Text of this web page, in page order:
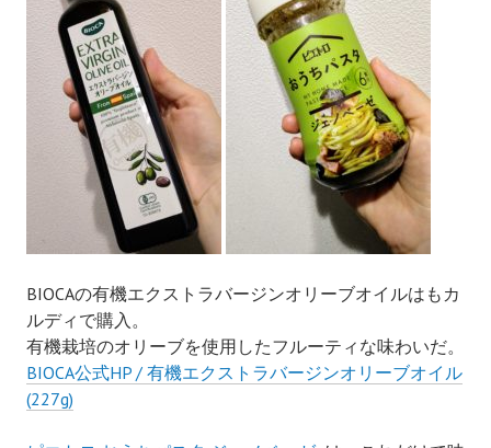
BIOCAの有機エクストラバージンオリーブオイルはもカ
ルディで購入。
有機栽培のオリーブを使用したフルーティな味わいだ。
BIOCA公式HP / 有機エクストラバージンオリーブオイル
(227g)